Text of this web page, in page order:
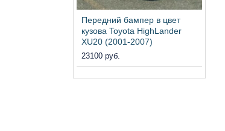
Передний бампер в цвет
кузова Toyota HighLander
XU20 (2001-2007)
23100 руб.